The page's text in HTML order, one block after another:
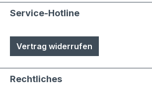
Service-Hotline
Vertrag widerrufen
Rechtliches